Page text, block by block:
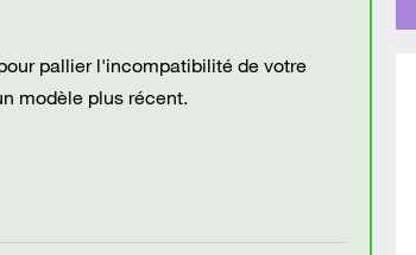
pallier l'incompatibilité de votre
modèle plus récent.